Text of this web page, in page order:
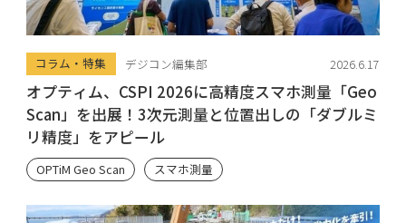
コラム・特集 デジコン編集部 2026.6.17
オプティム、CSPI 2026に高精度スマホ測量「Geo
Scan」を出展！3次元測量と位置出しの「ダブルミ
リ精度」をアピール
OPTiM Geo Scan スマホ測量